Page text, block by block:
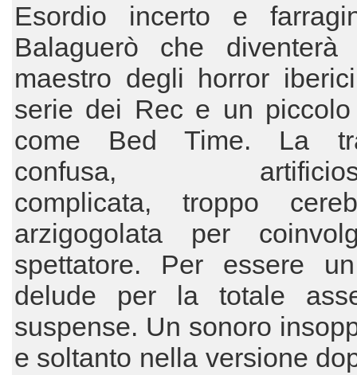
Esordio incerto e
Balaguerò che
maestro degli horror
serie dei Rec e un
come Bed Time. La
confusa,
complicata, troppo
arzigogolata per
spettatore. Per essere
delude per la totale
suspense. Un sonoro
e soltanto nella versione